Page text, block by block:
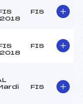
FIS
FIS
FIS